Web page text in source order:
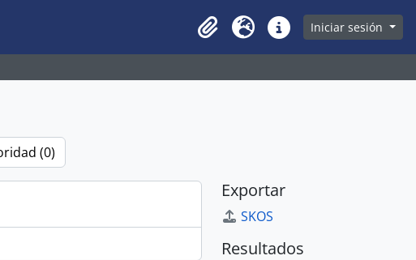
Clipboard
Idioma Enlaces rápidos
Iniciar sesión
(0)
Exportar
SKOS
Resultados